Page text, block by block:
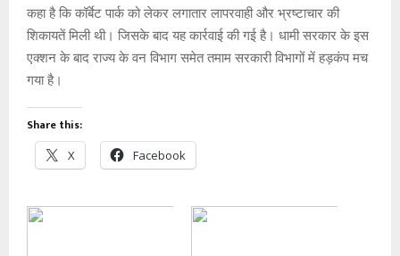
कहा है कि कॉर्बेट पार्क को लेकर लगातार लापरवाही और भ्रष्टाचार की
शिकायतें मिली थी। जिसके बाद यह कार्रवाई की गई है। धामी सरकार के इस
एक्शन के बाद राज्य के वन विभाग समेत तमाम सरकारी विभागों में हड़कंप मच
गया है।
Share this:
X Facebook